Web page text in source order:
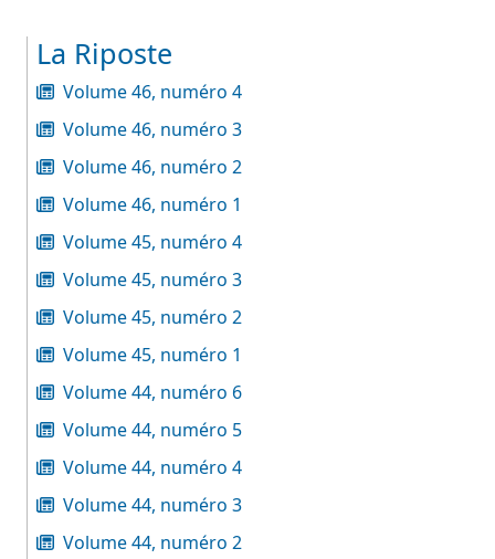
La Riposte
Volume 46, numéro 4
Volume 46, numéro 3
Volume 46, numéro 2
Volume 46, numéro 1
Volume 45, numéro 4
Volume 45, numéro 3
Volume 45, numéro 2
Volume 45, numéro 1
Volume 44, numéro 6
Volume 44, numéro 5
Volume 44, numéro 4
Volume 44, numéro 3
Volume 44, numéro 2